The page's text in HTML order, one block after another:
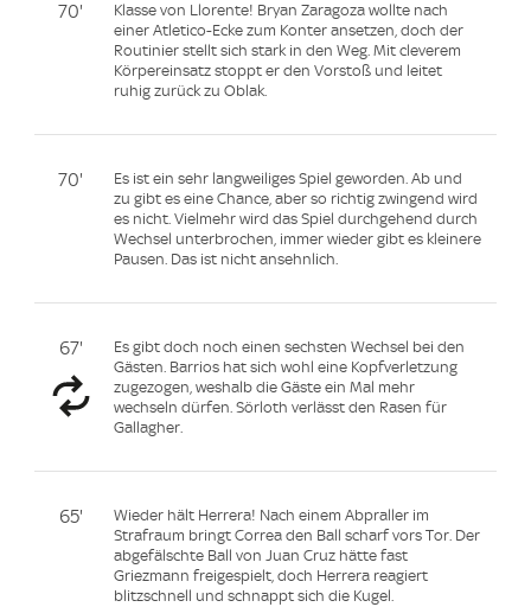
70'
Klasse von Llorente! Bryan Zaragoza wollte nach
einer Atletico-Ecke zum Konter ansetzen, doch der
Routinier stellt sich stark in den Weg. Mit cleverem
Körpereinsatz stoppt er den Vorstoß und leitet
ruhig zurück zu Oblak.
70'
Es ist ein sehr langweiliges Spiel geworden. Ab und
zu gibt es eine Chance, aber so richtig zwingend wird
es nicht. Vielmehr wird das Spiel durchgehend durch
Wechsel unterbrochen, immer wieder gibt es kleinere
Pausen. Das ist nicht ansehnlich.
67'
Es gibt doch noch einen sechsten Wechsel bei den
Gästen. Barrios hat sich wohl eine Kopfverletzung
zugezogen, weshalb die Gäste ein Mal mehr
wechseln dürfen. Sörloth verlässt den Rasen für
Gallagher.
65'
Wieder hält Herrera! Nach einem Abpraller im
Strafraum bringt Correa den Ball scharf vors Tor. Der
abgefälschte Ball von Juan Cruz hätte fast
Griezmann freigespielt, doch Herrera reagiert
blitzschnell und schnappt sich die Kugel.